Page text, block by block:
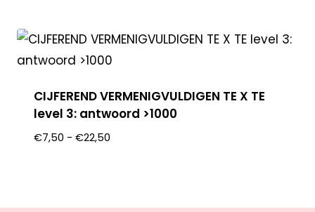
CIJFEREND VERMENIGVULDIGEN TE X TE
level 3: antwoord >1000
€7,50 - €22,50